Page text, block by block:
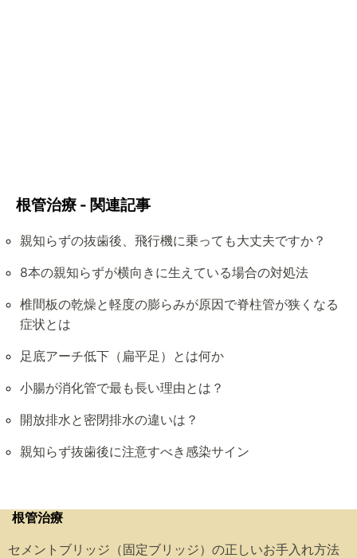
根管治療 - 関連記事
親知らずの抜歯後、飛行機に乗っても大丈夫ですか？
8本の親知らずが横向きに生えている場合の対処法
椎間板の乾燥と軽度の膨らみが原因で脊柱管が狭くなる
症状とは
足底アーチ低下（扁平足）とは何か
小腸が消化管で最も長い理由とは？
開放排水と密閉排水の違いは？
親知らず抜歯後に注意すべき感染サイン
根管治療
セメントブリッジ（固定ブリッジ）の正しいお手入れ方法